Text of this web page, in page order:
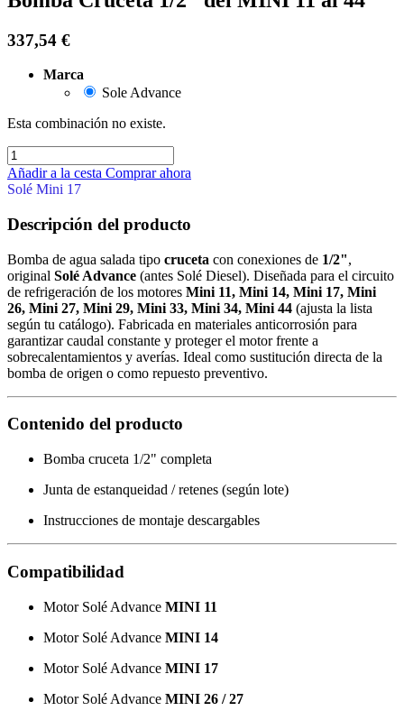
337,54 €
Marca
Sole Advance
Esta combinación no existe.
Añadir a la cesta Comprar ahora
Solé Mini 17
Descripción del producto
Bomba de agua salada tipo cruceta con conexiones de 1/2",
original Solé Advance (antes Solé Diesel). Diseñada para el circuito
de refrigeración de los motores Mini 11, Mini 14, Mini 17, Mini
26, Mini 27, Mini 29, Mini 33, Mini 34, Mini 44 (ajusta la lista
según tu catálogo). Fabricada en materiales anticorrosión para
garantizar caudal constante y proteger el motor frente a
sobrecalentamientos y averías. Ideal como sustitución directa de la
bomba de origen o como repuesto preventivo.
Contenido del producto
Bomba cruceta 1/2" completa
Junta de estanqueidad / retenes (según lote)
Instrucciones de montaje descargables
Compatibilidad
Motor Solé Advance MINI 11
Motor Solé Advance MINI 14
Motor Solé Advance MINI 17
Motor Solé Advance MINI 26 / 27